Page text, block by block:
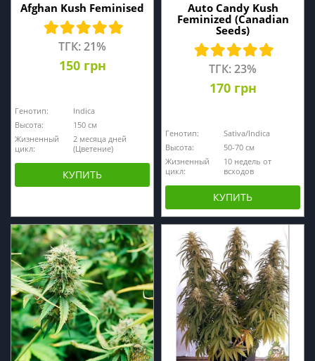
Afghan Kush Feminised
ТГК: 21%
150 грн
Генотип:
Indica
Высота:
150 см
Жизненный
цикл:
2 месяца дней
(Цветение)
КУПИТЬ
Auto Candy Kush
Feminized (Canadian
Seeds)
ТГК: 23%
170 грн
Генотип:
Sativa/Indica
Высота:
50-70 см
Жизненный
цикл:
10 недель от
всходов
КУПИТЬ